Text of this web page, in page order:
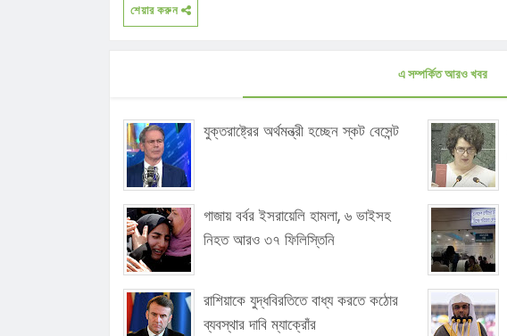
শেয়ার করুন
এ সম্পর্কিত আরও খবর
যুক্তরাষ্ট্রের অর্থমন্ত্রী হচ্ছেন স্কট বেসেন্ট
গাজায় বর্বর ইসরায়েলি হামলা, ৬ ভাইসহ
নিহত আরও ৩৭ ফিলিস্তিনি
রাশিয়াকে যুদ্ধবিরতিতে বাধ্য করতে কঠোর
ব্যবস্থার দাবি ম্যাক্রোঁর